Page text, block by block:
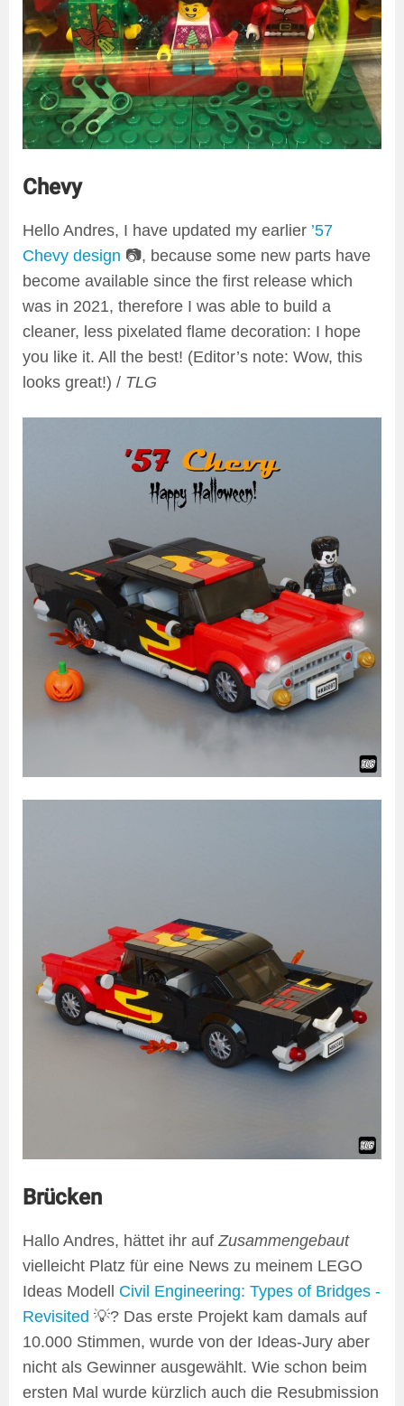
Chevy
Hello Andres, I have updated my earlier ’57
Chevy design 📷, because some new parts have
become available since the first release which
was in 2021, therefore I was able to build a
cleaner, less pixelated flame decoration: I hope
you like it. All the best! (Editor’s note: Wow, this
looks great!) / TLG
Brücken
Hallo Andres, hättet ihr aufZusammengebaut
vielleicht Platz für eine News zu meinem LEGO
Ideas Modell Civil Engineering: Types of Bridges -
Revisited 💡? Das erste Projekt kam damals auf
10.000 Stimmen, wurde von der Ideas-Jury aber
nicht als Gewinner ausgewählt. Wie schon beim
ersten Mal wurde kürzlich auch die Resubmission